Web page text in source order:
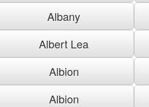
Albany
Albert Lea
Albion
Albion